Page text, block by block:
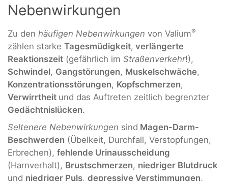
Nebenwirkungen
Zu den häufigen Nebenwirkungen von Valium®
zählen starke Tagesmüdigkeit, verlängerte
Reaktionszeit (gefährlich im Straßenverkehr!),
Schwindel, Gangstörungen, Muskelschwäche,
Konzentrationsstörungen, Kopfschmerzen,
Verwirrtheit und das Auftreten zeitlich begrenzter
Gedächtnislücken.
Seltenere Nebenwirkungen sind Magen-Darm-
Beschwerden (Übelkeit, Durchfall, Verstopfungen,
Erbrechen), fehlende Urinausscheidung
(Harnverhalt), Brustschmerzen, niedriger Blutdruck
und niedriger Puls, depressive Verstimmungen,